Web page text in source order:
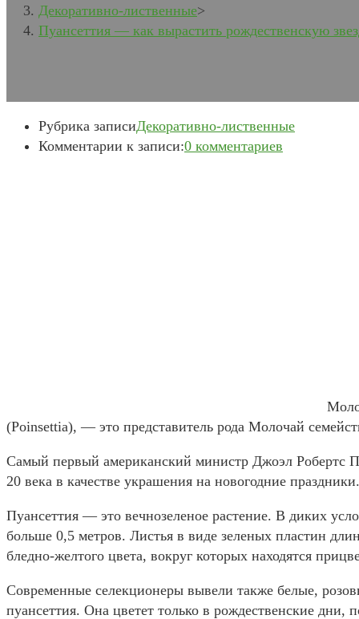
Декоративно-лиственные>
Пуансеттия — как вырастить рождественскую
Рубрика записиДекоративно-лиственные
Комментарии к записи:0 комментариев
(Poinsettia), — это представитель рода Молочай
Самый первый американский министр Джоэл Робертс
20 века в качестве украшения на новогодние праздники.
Пуансеттия — это вечнозеленое растение. В диких
больше 0,5 метров. Листья в виде зеленых пластин
бледно-желтого цвета, вокруг которых находятся
Современные селекционеры вывели также белые,
пуансеттия. Она цветет только в рождественские дни,